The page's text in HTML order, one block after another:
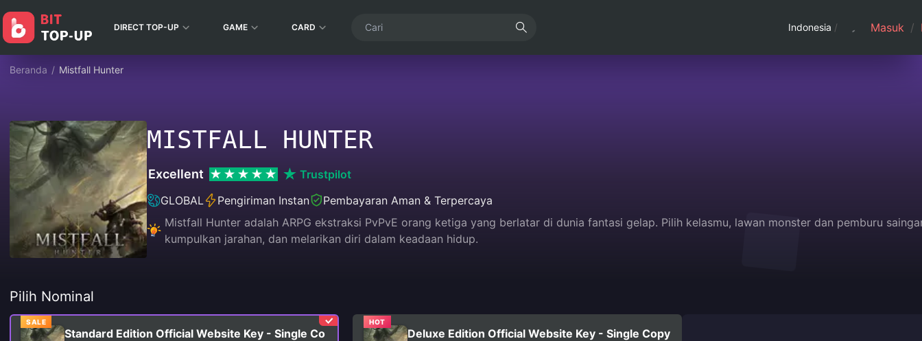
DIRECT TOP-UP GAME CARD Indonesia / Masuk /
Beranda / Mistfall Hunter
MISTFALL HUNTER
Excellent
Trustpilot
GLOBAL
Pengiriman Instan
Pembayaran Aman & Terpercaya
Mistfall Hunter adalah ARPG ekstraksi PvPvE orang ketiga yang berlatar di dunia fantasi gelap. Pilih kelasmu, lawan monster dan pemburu
kumpulkan jarahan, dan melarikan diri dalam keadaan hidup.
Pilih Nominal
SALE
Standard Edition Official Website Key - Single Co
HOT
Deluxe Edition Official Website Key - Single Copy